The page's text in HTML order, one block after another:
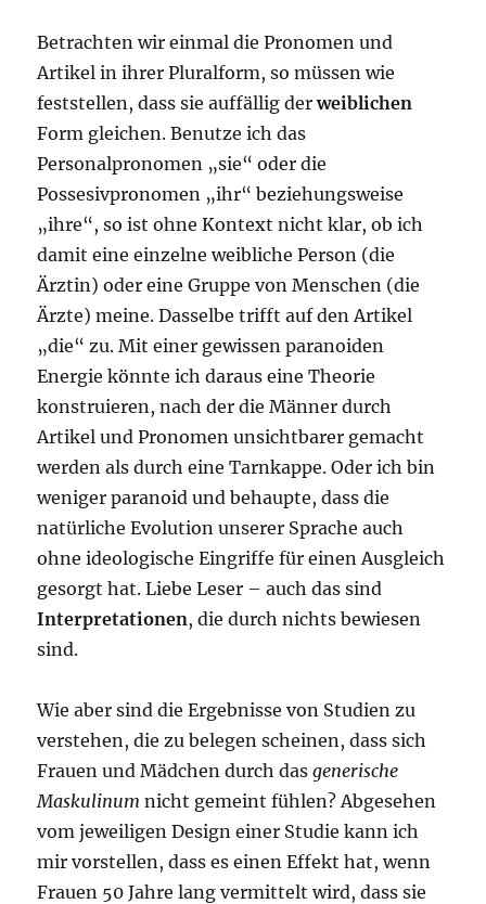
Betrachten wir einmal die Pronomen und
Artikel in ihrer Pluralform, so müssen wie
feststellen, dass sie auffällig derweiblichen
Form gleichen. Benutze ich das
Personalpronomen „sie“ oder die
Possesivpronomen „ihr“ beziehungsweise
„ihre“, so ist ohne Kontext nicht klar, ob ich
damit eine einzelne weibliche Person (die
Ärztin) oder eine Gruppe von Menschen (die
Ärzte) meine. Dasselbe trifft auf den Artikel
„die“ zu. Mit einer gewissen paranoiden
Energie könnte ich daraus eine Theorie
konstruieren, nach der die Männer durch
Artikel und Pronomen unsichtbarer gemacht
werden als durch eine Tarnkappe. Oder ich bin
weniger paranoid und behaupte, dass die
natürliche Evolution unserer Sprache auch
ohne ideologische Eingriffe für einen Ausgleich
gesorgt hat. Liebe Leser – auch das sind
Interpretationen, die durch nichts bewiesen
sind.
Wie aber sind die Ergebnisse von Studien zu
verstehen, die zu belegen scheinen, dass sich
Frauen und Mädchen durch dasgenerische
Maskulinum nicht gemeint fühlen? Abgesehen
vom jeweiligen Design einer Studie kann ich
mir vorstellen, dass es einen Effekt hat, wenn
Frauen 50 Jahre lang vermittelt wird, dass sie